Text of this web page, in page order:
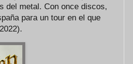
del metal. Con once discos,
para un tour en el que